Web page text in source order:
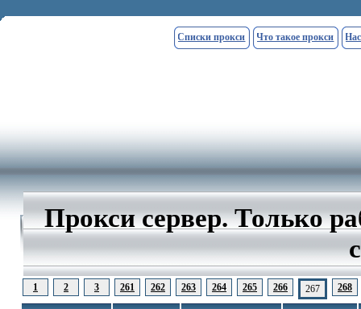
Списки прокси Что такое прокси
Прокси сервер. Только
1 2 3 261 262 263 264 265 266 267 268